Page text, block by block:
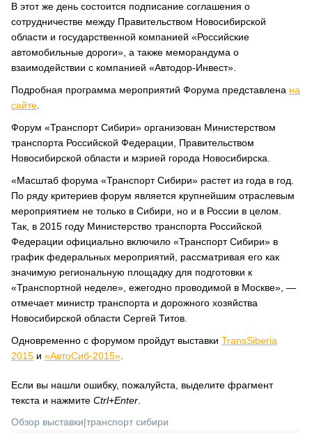
В этот же день состоится подписание соглашения о
сотрудничестве между Правительством Новосибирской
области и государственной компанией «Российские
автомобильные дороги», а также меморандума о
взаимодействии с компанией «Автодор-Инвест».
Подробная программа мероприятий Форума представлена на
сайте
Форум «Транспорт Сибири» организован Министерством
транспорта Российской Федерации, Правительством
Новосибирской области и мэрией города Новосибирска.
«Масштаб форума «Транспорт Сибири» растет из года в год.
По ряду критериев форум является крупнейшим отраслевым
мероприятием не только в Сибири, но и в России в целом.
Так, в 2015 году Министерство транспорта Российской
Федерации официально включило «Транспорт Сибири» в
график федеральных мероприятий, рассматривая его как
значимую региональную площадку для подготовки к
«Транспортной неделе», ежегодно проводимой в Москве», —
отмечает министр транспорта и дорожного хозяйства
Новосибирской области Сергей Титов.
Одновременно с форумом пройдут выставки TransSiberia
2015 и «АвтоСиб-2015»
Если вы нашли ошибку, пожалуйста, выделите фрагмент
текста и нажмите Ctrl+Enter
Обзор выставки|транспорт сибири